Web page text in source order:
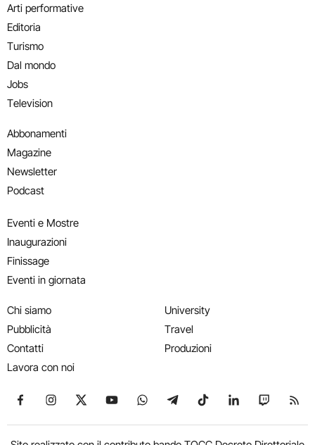
Arti performative
Editoria
Turismo
Dal mondo
Jobs
Television
Abbonamenti
Magazine
Newsletter
Podcast
Eventi e Mostre
Inaugurazioni
Finissage
Eventi in giornata
Chi siamo
Pubblicità
Contatti
Lavora con noi
University
Travel
Produzioni
Seguici su Facebook
Seguici su Instagram
Seguici su X
Seguici su YouTube
Seguici su WhatsApp
Seguici su Telegram
Seguici su TikTok
Seguici su
Seguici